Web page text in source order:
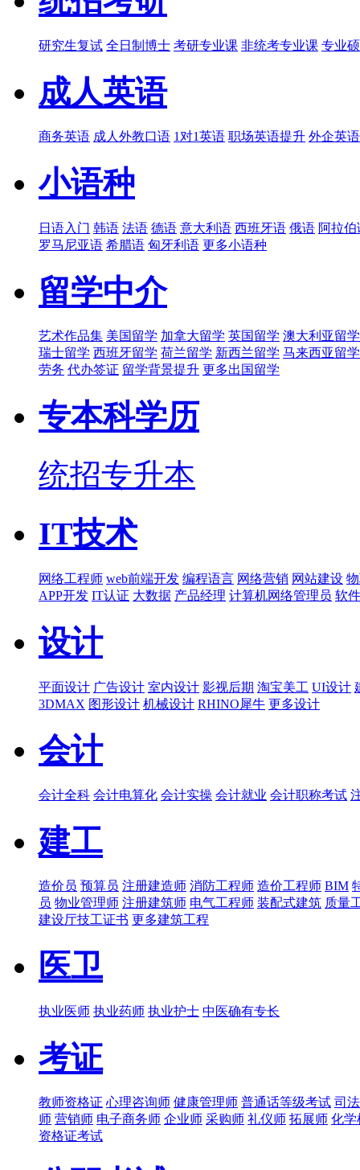
研究生复试 全日制博士 考研专业课 非统考专业课 专业
成人英语
商务英语 成人外教口语 1对1英语 职场英语提升 外企英
小语种
日语入门 韩语 法语 德语 意大利语 西班牙语 俄语 阿拉伯
罗马尼亚语 希腊语 匈牙利语 更多小语种
留学中介
艺术作品集 美国留学 加拿大留学 英国留学 澳大利亚留学
瑞士留学 西班牙留学 荷兰留学 新西兰留学 马来西亚留学
劳务 代办签证 留学背景提升 更多出国留学
专本科学历
统招专升本
IT技术
网络工程师 web前端开发 编程语言 网络营销 网站建设
APP开发 IT认证 大数据 产品经理 计算机网络管理员 软
设计
平面设计 广告设计 室内设计 影视后期 淘宝美工 UI设计
3DMAX 图形设计 机械设计 RHINO犀牛 更多设计
会计
会计全科 会计电算化 会计实操 会计就业 会计职称考试
建工
造价员 预算员 注册建造师 消防工程师 造价工程师 BIM
员 物业管理师 注册建筑师 电气工程师 装配式建筑 质量
建设厅技工证书 更多建筑工程
医卫
执业医师 执业药师 执业护士 中医确有专长
考证
教师资格证 心理咨询师 健康管理师 普通话等级考试 司
师 营销师 电子商务师 企业师 采购师 礼仪师 拓展师 化学
资格证考试